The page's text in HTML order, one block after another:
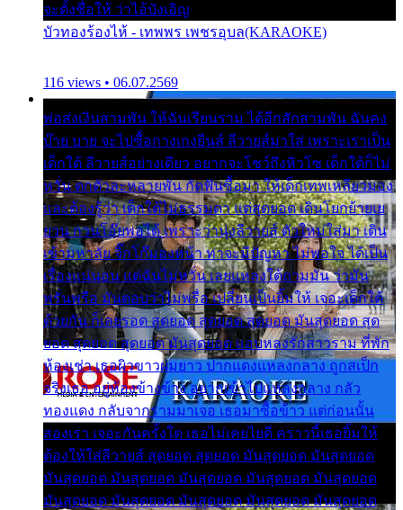
จะตั้งชื่อให้ ว่าไอ้บังเอิญ
บัวทองร้องไห้ - เทพพร เพชรอุบล(KARAOKE)
116 views • 06.07.2569
พ่อส่งเงินสามพัน ให้ฉันเรียนราม ได้อีกสักสามพัน ฉันคง
บ๊าย บาย จะไปซื้อกางเกงยีนส์ ลีวายส์มาใส่ เพราะเราเป็น
เด็กใต้ ลีวายส์อย่างเดียว อยากจะโชว์ถึงหิวโซ เด็กใต้ก็ไม่
หวั่น ตกตัวละหลายพัน กัดฟันซื้อมา ให้เด็กเทพเหลียวมอง
และต้องรู้ว่า เด็กใต้ไม่ธรรมดา แต่สุดยอด เดินโยกย้ายเย
ยวน กวนโอ๊ยพอได้ เพราะว่านุ่งลีวายส์ ตัวใหม่ใส่มา เดิน
เข้ามหาลัย จิ๊กโก๊มองหน้า ท่าจะมีปัญหา ไม่พอใจ ได้เป็น
เรื่องแน่นอน แต่ฉันไม่หวั่น เลยแหลงใต้ถามมัน ว่ามัน
พรั่นพรือ มันตอบว่าไม่พรื่อ เปลี่ยนเป็นยิ้มให้ เจอะเด็กใต้
ด้วยกัน ก็เลยรอด สุดยอด สุดยอด สุดยอด มันสุดยอด สุด
ยอด สุดยอด สุดยอด มันสุดยอด แอบหลงรักสาวราม ที่พัก
ห้องเช่า เธอผิวขาวผมยาว ปากแดงแหลงกลาง ถูกสเป็ก
จริงเธอ อยู่ห้องข้างข้าง อยากเข้าไปแหลงกลาง กลัว
ทองแดง กลับจากรามมาเจอ เธอมาซื้อข้าว แต่ก่อนนั้น
สองเรา เจอะกันครั้งใด เธอไม่เคยไยดี คราวนี้เธอยิ้มให้
ต้องให้ใส่ลีวายส์ สุดยอด สุดยอด มันสุดยอด มันสุดยอด
มันสุดยอด มันสุดยอด มันสุดยอด มันสุดยอด มันสุดยอด
มันสุดยอด มันสุดยอด มันสุดยอด มันสุดยอด มันสุดยอด